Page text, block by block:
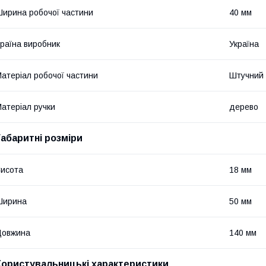
робочої частини 40 мм
виробник Україна
робочої частини Штучний
ручки дерево
розміри
18 мм
50 мм
140 мм
характеристики